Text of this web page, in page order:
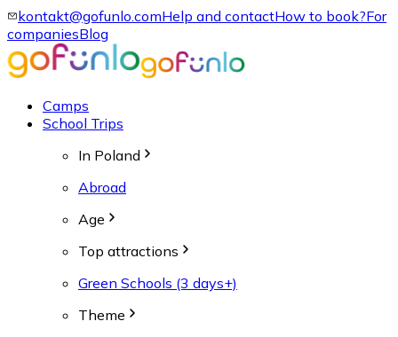
kontakt@gofunlo.comHelp and contactHow to book?For
companiesBlog
Camps
School Trips
In Poland
Abroad
Age
Top attractions
Green Schools (3 days+)
Theme